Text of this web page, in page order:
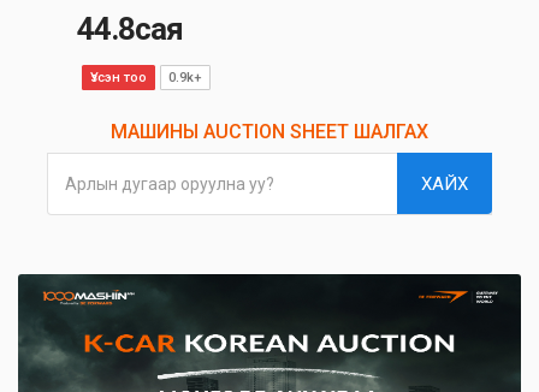
44.8сая
Үзсэн тоо 0.9k+
МАШИНЫ AUCTION SHEET ШАЛГАХ
Арлын дугаар оруулна уу? ХАЙХ